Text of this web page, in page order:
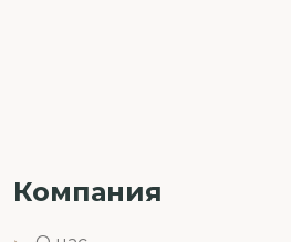
Компания